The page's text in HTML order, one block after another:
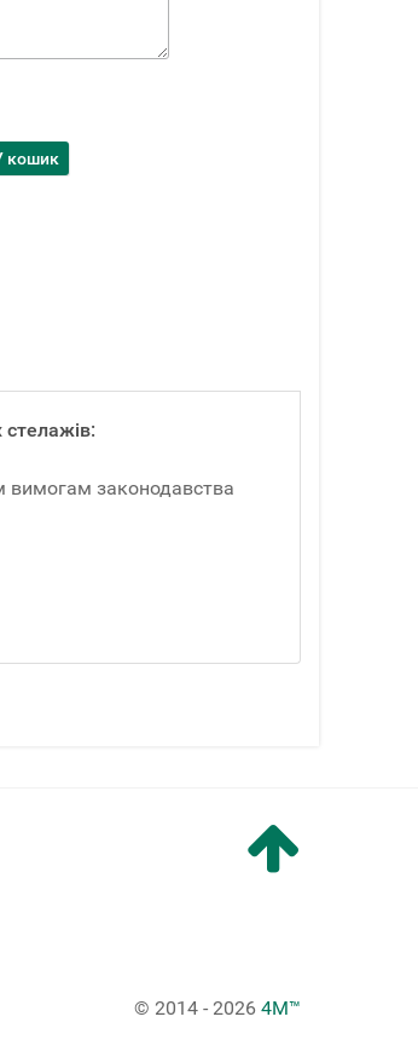
стелажів:
вимогам законодавства
© 2014 - 2026 4M™